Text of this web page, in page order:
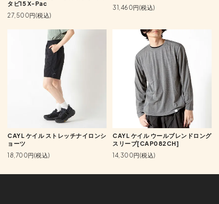
タビ15 X-Pac
27,500円(税込)
31,460円(税込)
CAYL ケイル ストレッチナイロンシ
ョーツ
18,700円(税込)
CAYL ケイル ウールブレンドロング
スリーブ[CAP082CH]
14,300円(税込)